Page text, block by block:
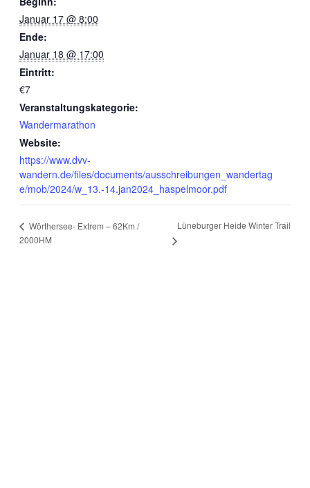
Januar 17 @ 8:00
Ende:
Januar 18 @ 17:00
Eintritt:
€7
Veranstaltungskategorie:
Wandermarathon
Website:
https://www.dvv-
wandern.de/files/documents/ausschreibungen_wandertag
e/mob/2024/w_13.-14.jan2024_haspelmoor.pdf
Wörthersee- Extrem – 62Km /
2000HM
Lüneburger Heide Winter Trail